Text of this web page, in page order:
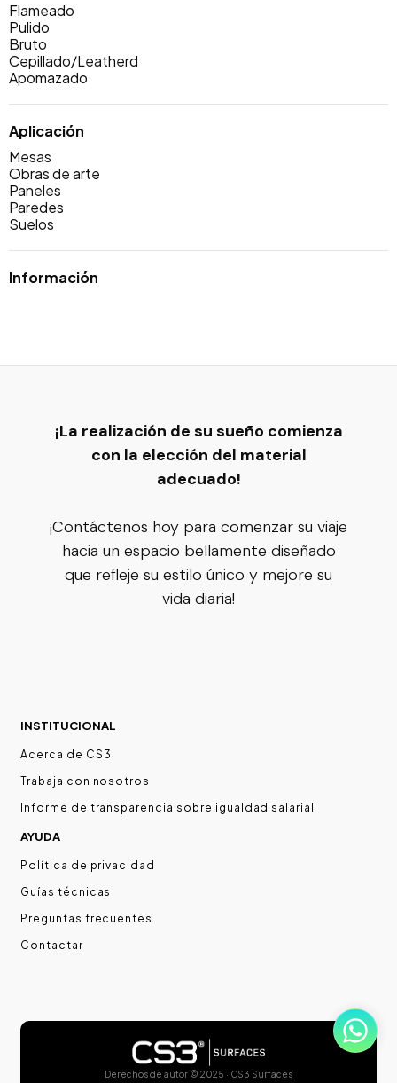
Flameado
Pulido
Bruto
Cepillado/Leatherd
Apomazado
Aplicación
Mesas
Obras de arte
Paneles
Paredes
Suelos
Información
¡La realización de su sueño comienza
con la elección del material
adecuado!
¡Contáctenos hoy para comenzar su viaje
hacia un espacio bellamente diseñado
que refleje su estilo único y mejore su
vida diaria!
INSTITUCIONAL
Acerca de CS3
Trabaja con nosotros
Informe de transparencia sobre igualdad salarial
AYUDA
Política de privacidad
Guías técnicas
Preguntas frecuentes
Contactar
Derechos de autor © 2025 · CS3 Surfaces